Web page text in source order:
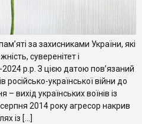
за захисниками України, які
суверенітет і
2024 р.р. З цією датою пов’язаний
російсько-української війни до
вихід українських воїнів із
2014 року агресор накрив
із […]